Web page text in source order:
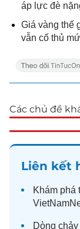
áp lực đè
Giá vàng thế
vẫn cố thủ
Các chủ đề
Liên kết
Khám phá
Dòng chảy